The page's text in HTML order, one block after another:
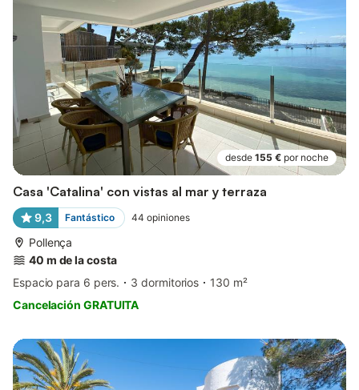
desde 155 € por noche
Casa 'Catalina' con vistas al mar y terraza
9,3 Fantástico 44 opiniones
Pollença
40 m de la costa
Espacio para 6 pers.
3 dormitorios
130 m²
Cancelación GRATUITA